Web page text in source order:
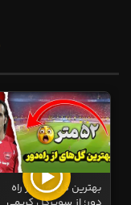
بهترین گل های از راه